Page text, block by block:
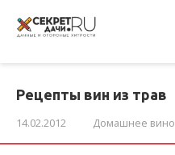
контенту
Рецепты вин из трав
14.02.2012 Домашнее вино